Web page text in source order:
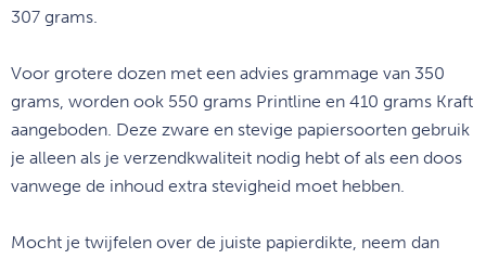
307 grams.
Voor grotere dozen met een advies grammage van 350
grams, worden ook 550 grams Printline en 410 grams Kraft
aangeboden. Deze zware en stevige papiersoorten gebruik
je alleen als je verzendkwaliteit nodig hebt of als een doos
vanwege de inhoud extra stevigheid moet hebben.
Mocht je twijfelen over de juiste papierdikte, neem dan